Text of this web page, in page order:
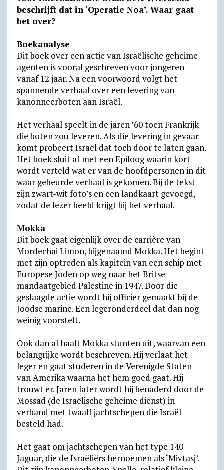
e
l
y
c
beschrijft dat in ‘Operatie Noa’. Waar gaat
het over?
Boekanalyse
Dit boek over een actie van Israëlische geheime
agenten is vooral geschreven voor jongeren
vanaf 12 jaar. Na een voorwoord volgt het
spannende verhaal over een levering van
kanonneerboten aan Israël.
Het verhaal speelt in de jaren ’60 toen Frankrijk
die boten zou leveren. Als die levering in gevaar
komt probeert Israël dat toch door te laten gaan.
Het boek sluit af met een Epiloog waarin kort
wordt verteld wat er van de hoofdpersonen in dit
waar gebeurde verhaal is gekomen. Bij de tekst
zijn zwart-wit foto’s en een landkaart gevoegd,
zodat de lezer beeld krijgt bij het verhaal.
Mokka
Dit boek gaat eigenlijk over de carrière van
Mordechai Limon, bijgenaamd Mokka. Het begint
met zijn optreden als kapitein van een schip met
Europese Joden op weg naar het Britse
mandaatgebied Palestine in 1947. Door die
geslaagde actie wordt hij officier gemaakt bij de
Joodse marine. Een legeronderdeel dat dan nog
weinig voorstelt.
Ook dan al haalt Mokka stunten uit, waarvan een
belangrijke wordt beschreven. Hij verlaat het
leger en gaat studeren in de Verenigde Staten
van Amerika waarna het hem goed gaat. Hij
trouwt er. Jaren later wordt hij benaderd door de
Mossad (de Israëlische geheime dienst) in
verband met twaalf jachtschepen die Israël
besteld had.
Het gaat om jachtschepen van het type 140
Jaguar, die de Israëliërs hernoemen als ‘Mivtasj’.